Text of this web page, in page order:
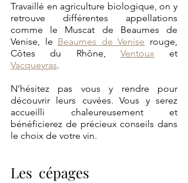
Travaillé en agriculture biologique, on y
retrouve différentes appellations
comme le Muscat de Beaumes de
Venise, le Beaumes de Venise rouge,
Côtes du Rhône, Ventoux
Vacqueyras.
N’hésitez pas vous y rendre pour
découvrir leurs cuvées. Vous y serez
accueilli chaleureusement et
bénéficierez de précieux conseils dans
le choix de votre vin.
Les cépages